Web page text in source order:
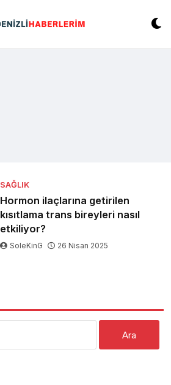
SAĞLIK
Hormon ilaçlarına getirilen
kısıtlama trans bireyleri nasıl
etkiliyor?
SoleKinG 26 Nisan 2025